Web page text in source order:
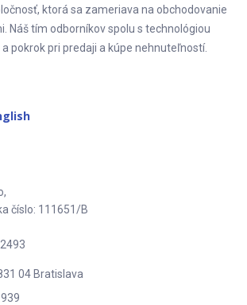
ktorá sa zameriava na obchodovanie
Náš tím odborníkov spolu s technológiou
pokrok pri predaji a kúpe nehnuteľností.
číslo: 111651/B
04 Bratislava